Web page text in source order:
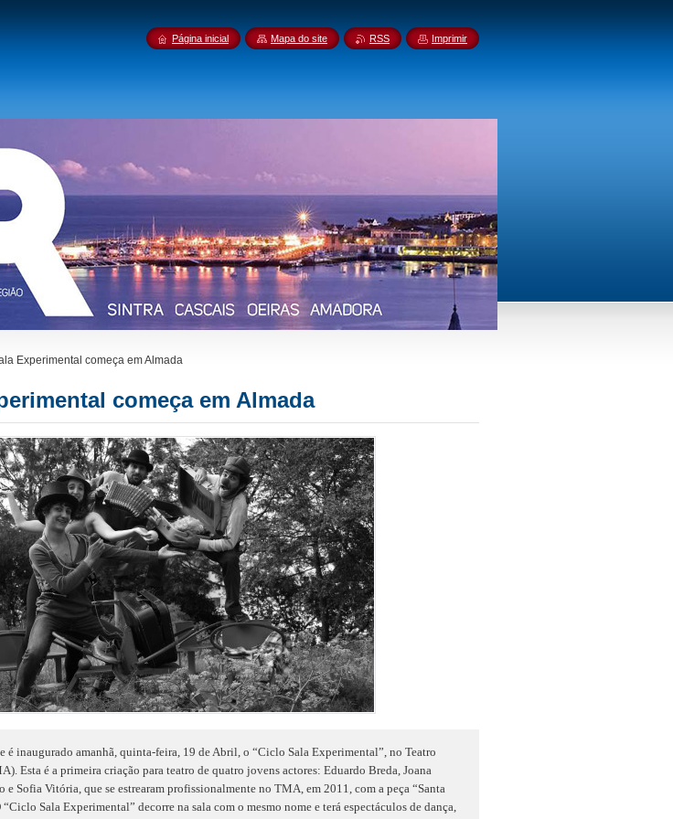
Experimental começa em Almada
começa em Almada
é inaugurado amanhã, quinta-feira, 19 de Abril, o “Ciclo Sala Experimental”, no Teatro
Esta é a primeira criação para teatro de quatro jovens actores: Eduardo Breda, Joana
e Sofia Vitória, que se estrearam profissionalmente no TMA, em 2011, com a peça “Santa
Sala Experimental” decorre na sala com o mesmo nome e terá espectáculos de dança,
Página inicial Mapa do site RSS Imprimir